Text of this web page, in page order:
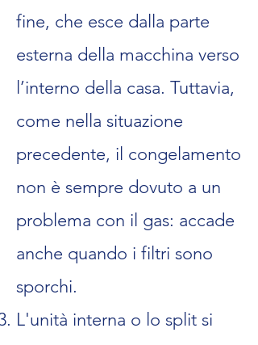
fine, che esce dalla parte
esterna della macchina verso
l’interno della casa. Tuttavia,
come nella situazione
precedente, il congelamento
non è sempre dovuto a un
problema con il gas: accade
anche quando i filtri sono
sporchi.
L'unità interna o lo split si